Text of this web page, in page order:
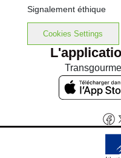
Signalement éthique
Cookies Settings